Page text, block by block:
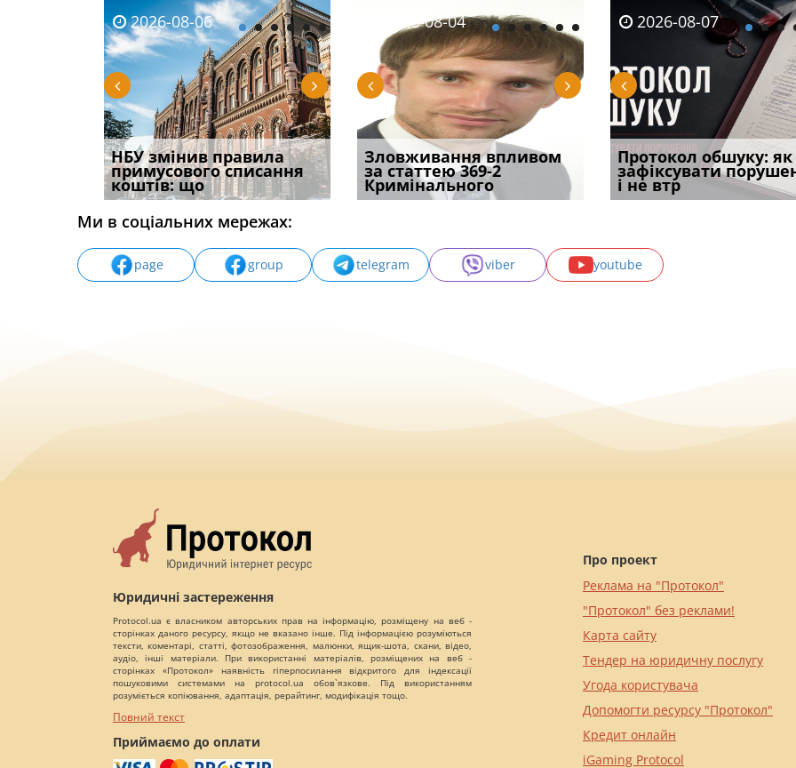
2026-08-06
НБУ змінив правила
примусового списання
коштів: що
2026-08-06
Якщо суд встановив для
відшкодування шкоди
наявніс
2026-08-06
Документи, на яких не
проставляється
апостиль: пер
2026-08-03
Водії можуть отримати
компенсацію за
незаконні дії
2026-08-04
Зловживання впливом
за статтею 369-2
Кримінального
2026-08-04
Переоформлення
відстрочки за іншою
підставою: нов
2026-08-05
Штраф, догана чи
в’язниця: що загрожує
лікарю за р
2026-08-07
Протокол обшуку: як
зафіксувати
і не втр
2026-07-30
Восьмий ААС
підтвердив, що
може скас
Ми в соціальних мережах:
page group telegram viber youtube
Юридичні застереження
Protocol.ua є власником авторських прав на інформацію, розміщену на веб -
сторінках даного ресурсу, якщо не вказано інше. Під інформацією розуміються
тексти, коментарі, статті, фотозображення, малюнки, ящик-шота, скани, відео,
аудіо, інші матеріали. При використанні матеріалів, розміщених на веб -
сторінках «Протокол» наявність гіперпосилання відкритого для індексації
пошуковими системами на protocol.ua обов`язкове. Під використанням
розуміється копіювання, адаптація, рерайтинг, модифікація тощо.
Повний текст
Приймаємо до оплати
Про проект
Реклама на "Протокол"
"Протокол" без реклами!
Карта сайту
Тендер на юридичну послугу
Угода користувача
Допомогти ресурсу "Протокол"
Кредит онлайн
iGaming Protocol